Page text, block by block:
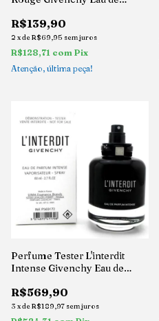
R$139,90
2 xdeR$69,95 sem juros
R$128,71 com Pix
Atenção, última peça!
Perfume Tester L'interdit
Intense Givenchy Eau de
R$569,90
3 xdeR$189,97 sem juros